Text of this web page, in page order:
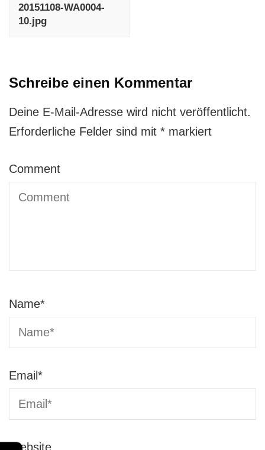
20151108-WA0004-
10.jpg
Schreibe einen Kommentar
Deine E-Mail-Adresse wird nicht veröffentlicht.
Erforderliche Felder sind mit * markiert
Comment
Name*
Email*
Website